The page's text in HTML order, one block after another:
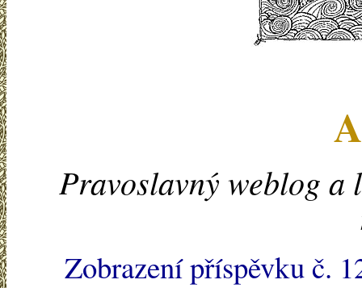
Pravoslavný weblog a
Zobrazení příspěvku č.